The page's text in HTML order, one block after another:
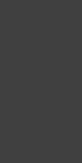
gegen alle